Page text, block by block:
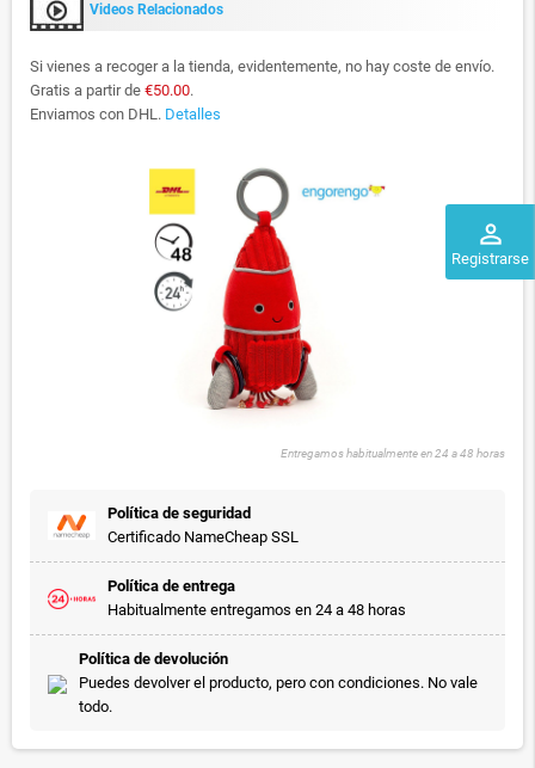
perm_identity
Registrarse
Videos Relacionados
Si vienes a recoger a la tienda, evidentemente, no hay coste de envío.
Gratis a partir de €50.00.
Enviamos con DHL. Detalles
Entregamos habitualmente en 24 a 48 horas
Política de seguridad
Certificado NameCheap SSL
Política de entrega
Habitualmente entregamos en 24 a 48 horas
Política de devolución
Puedes devolver el producto, pero con condiciones. No vale
todo.